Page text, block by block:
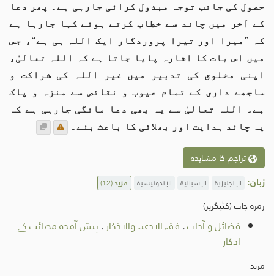
حصول کی جانب توجہ مبذول کرائی جارہی ہے۔ پھر دعا
کے آخر میں چاند سے خطاب کرتے ہوئے کہا جارہا ہے
کہ ”میرا اور تیرا پروردگار ایک اللہ ہی ہے“، جس
میں اس بات کا اشارہ پایا جاتا ہے کہ اللہ تعالیٰ،
اپنی مخلوق کی تدبیر میں غیر اللہ کی شراکت و
ساجھے داری کے تمام عیوب و نقائص سے منزہ و پاک
ہے۔ اللہ تعالیٰ سے یہ بھی دعا مانگی جارہی ہے کہ
یہ چاند ہدایت اور بھلائی کا باعث بنے۔
تراجم کا مشاہدہ
زبان: الإنجليزية الإسبانية الإندونيسية مزید(12)
زمرہ جات (کٹیگریز)
فضائل و آداب. فقہ الادعیہ والاذکار . پیش آمدہ مصائب کے
اذکار
مزید